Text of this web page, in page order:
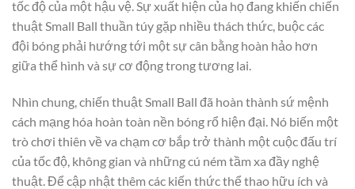
tốc độ của một hậu vệ. Sự xuất hiện của họ đang khiến chiến
thuật Small Ball thuần túy gặp nhiều thách thức, buộc các
đội bóng phải hướng tới một sự cân bằng hoàn hảo hơn
giữa thể hình và sự cơ động trong tương lai.
Nhìn chung, chiến thuật Small Ball đã hoàn thành sứ mệnh
cách mạng hóa hoàn toàn nền bóng rổ hiện đại. Nó biến một
trò chơi thiên về va chạm cơ bắp trở thành một cuộc đấu trí
của tốc độ, không gian và những cú ném tầm xa đầy nghệ
thuật. Để cập nhật thêm các kiến thức thể thao hữu ích và